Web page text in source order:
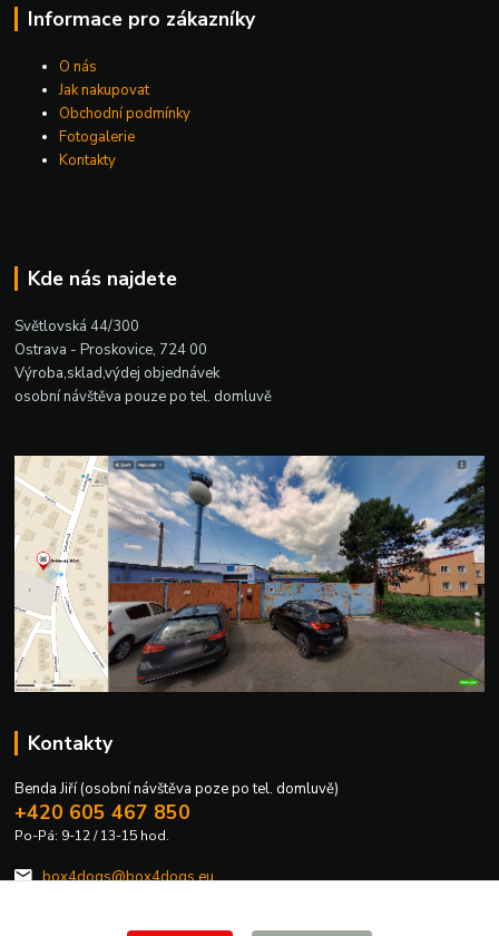
Informace pro zákazníky
O nás
Jak nakupovat
Obchodní podmínky
Fotogalerie
Kontakty
Kde nás najdete
Světlovská 44/300
Ostrava - Proskovice, 724 00
Výroba,sklad,výdej objednávek
osobní návštěva pouze po tel. domluvě
Kontakty
Benda Jiří (osobní návštěva poze po tel. domluvě)
+420 605 467 850
Po-Pá: 9-12 / 13-15 hod.
box4dogs@box4dogs.eu